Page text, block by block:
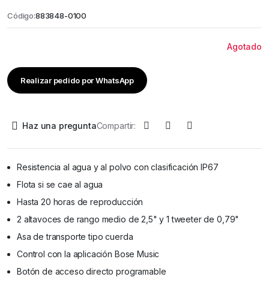
Código:883848-0100
Agotado
Realizar pedido por WhatsApp
Haz una preguntaCompartir:
Resistencia al agua y al polvo con clasificación IP67
Flota si se cae al agua
Hasta 20 horas de reproducción
2 altavoces de rango medio de 2,5" y 1 tweeter de 0,79"
Asa de transporte tipo cuerda
Control con la aplicación Bose Music
Botón de acceso directo programable